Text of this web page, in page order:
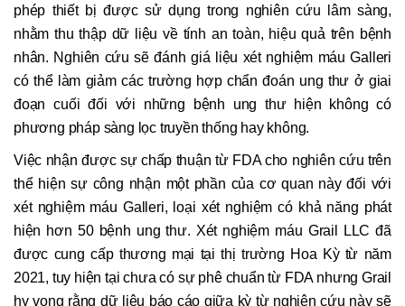
phép thiết bị được sử dụng trong nghiên cứu lâm sàng,
nhằm thu thập dữ liệu về tính an toàn, hiệu quả trên bệnh
nhân. Nghiên cứu sẽ đánh giá liệu xét nghiệm máu Galleri
có thể làm giảm các trường hợp chẩn đoán ung thư ở giai
đoạn cuối đối với những bệnh ung thư hiện không có
phương pháp sàng lọc truyền thống hay không.
Việc nhận được sự chấp thuận từ FDA cho nghiên cứu trên
thể hiện sự công nhận một phần của cơ quan này đối với
xét nghiệm máu Galleri, loại xét nghiệm có khả năng phát
hiện hơn 50 bệnh ung thư. Xét nghiệm máu Grail LLC đã
được cung cấp thương mại tại thị trường Hoa Kỳ từ năm
2021, tuy hiện tại chưa có sự phê chuẩn từ FDA nhưng Grail
hy vọng rằng dữ liệu báo cáo giữa kỳ từ nghiên cứu này sẽ